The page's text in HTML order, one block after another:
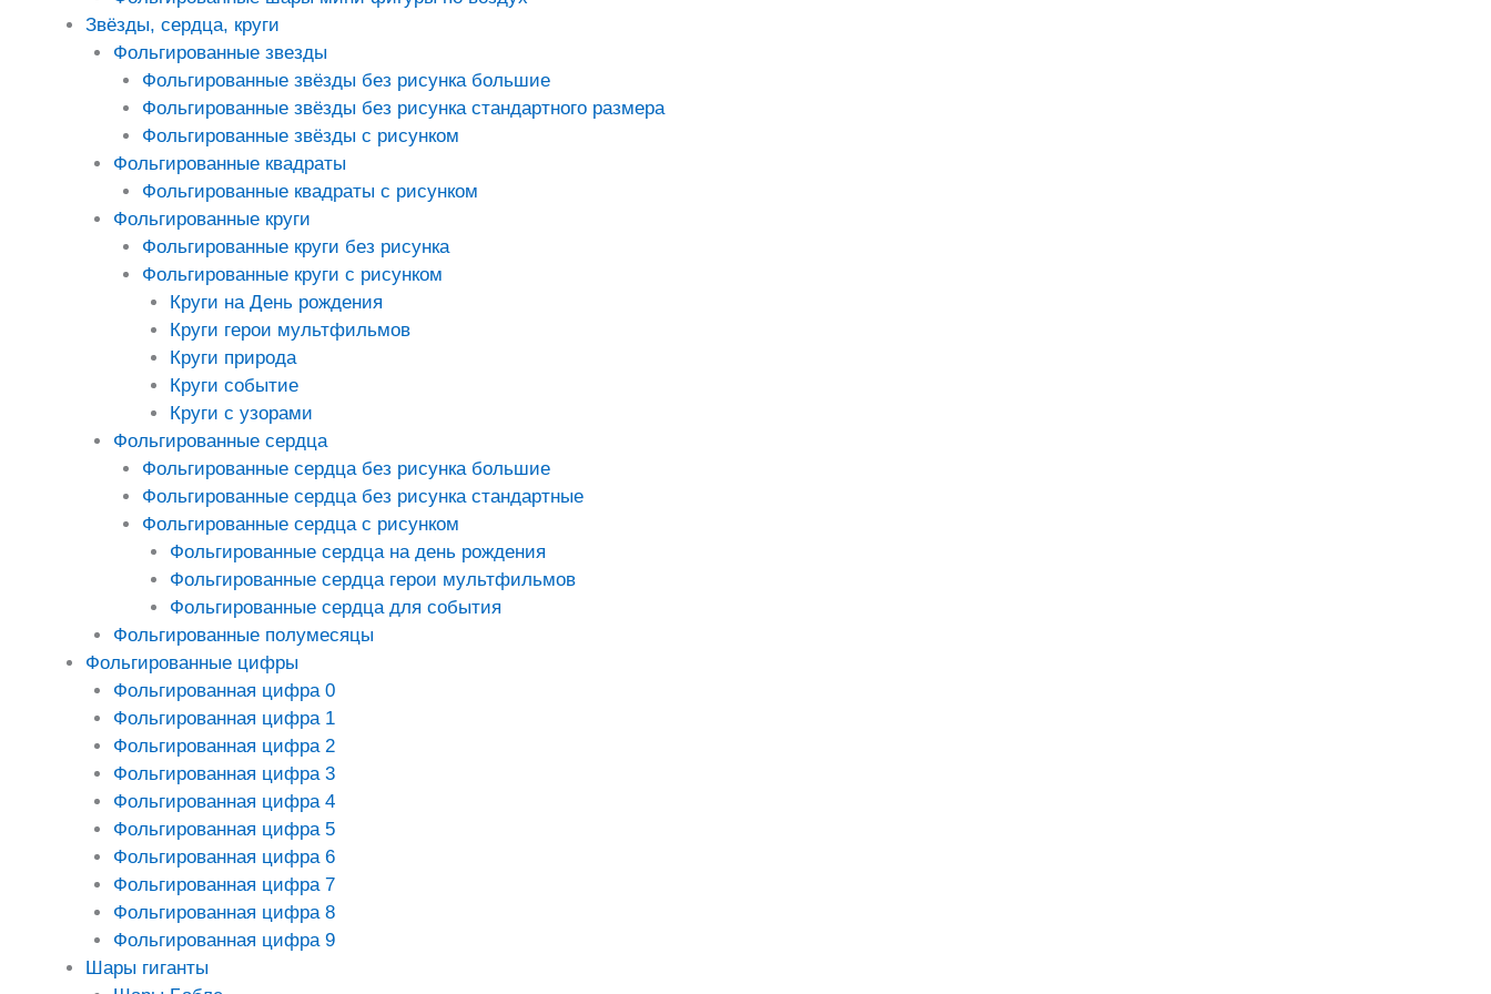
Звёзды, сердца, круги
Фольгированные звезды
Фольгированные звёзды без рисунка большие
Фольгированные звёзды без рисунка стандартного размера
Фольгированные звёзды с рисунком
Фольгированные квадраты
Фольгированные квадраты с рисунком
Фольгированные круги
Фольгированные круги без рисунка
Фольгированные круги с рисунком
Круги на День рождения
Круги герои мультфильмов
Круги природа
Круги событие
Круги с узорами
Фольгированные сердца
Фольгированные сердца без рисунка большие
Фольгированные сердца без рисунка стандартные
Фольгированные сердца с рисунком
Фольгированные сердца на день рождения
Фольгированные сердца герои мультфильмов
Фольгированные сердца для события
Фольгированные полумесяцы
Фольгированные цифры
Фольгированная цифра 0
Фольгированная цифра 1
Фольгированная цифра 2
Фольгированная цифра 3
Фольгированная цифра 4
Фольгированная цифра 5
Фольгированная цифра 6
Фольгированная цифра 7
Фольгированная цифра 8
Фольгированная цифра 9
Шары гиганты